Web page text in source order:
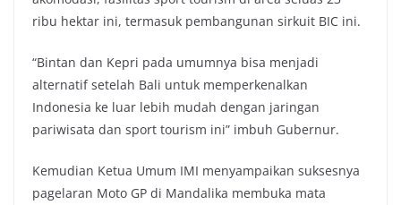
ribu hektar ini, termasuk pembangunan sirkuit BIC ini.
“Bintan dan Kepri pada umumnya bisa menjadi
alternatif setelah Bali untuk memperkenalkan
Indonesia ke luar lebih mudah dengan jaringan
pariwisata dan sport tourism ini” imbuh Gubernur.
Kemudian Ketua Umum IMI menyampaikan suksesnya
pagelaran Moto GP di Mandalika membuka mata